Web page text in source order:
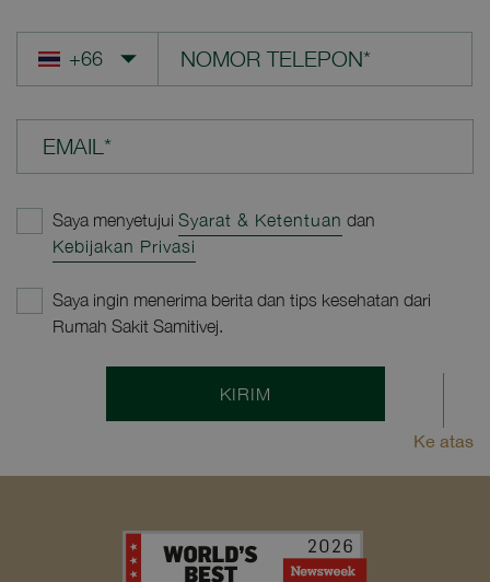
EMAIL*
Saya menyetujui Syarat & Ketentuan dan
Kebijakan Privasi
Saya ingin menerima berita dan tips kesehatan dari
Rumah Sakit Samitivej.
KIRIM
Ke atas